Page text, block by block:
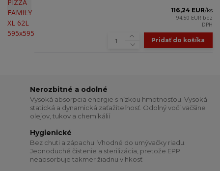
116,24 EUR/ks
94,50 EUR bez
DPH
Pridať do košíka
Nerozbitné a odolné
Vysoká absorpcia energie s nízkou hmotnosťou. Vysoká
statická a dynamická zaťažiteľnosť. Odolný voči väčšine
olejov, tukov a chemikálií
Hygienické
Bez chuti a zápachu. Vhodné do umývačky riadu.
Jednoduché čistenie a sterilizácia, pretože EPP
neabsorbuje takmer žiadnu vlhkosť